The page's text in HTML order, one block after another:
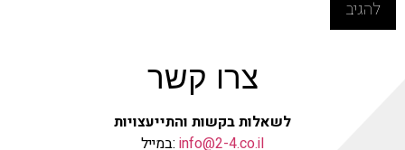
צרו קשר
לשאלות בקשות והתייעצויות
info@2-4.co.il :במייל